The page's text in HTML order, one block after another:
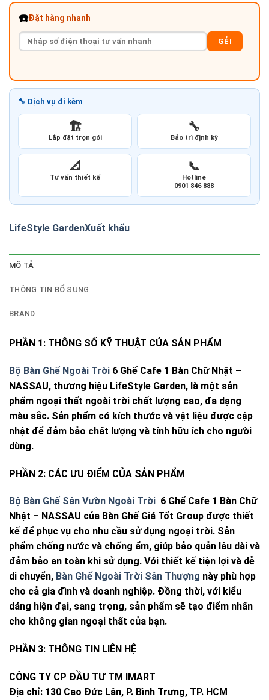
☎️Đặt hàng nhanh
GẺI
🔧 Dịch vụ đi kèm
🏗️
Lắp đặt trọn gói
🔧
Bảo trì định kỳ
📐
Tư vấn thiết kế
📞
Hotline
0901 846 888
LifeStyle GardenXuất khẩu
MÔ TẢ
THÔNG TIN BỔ SUNG
BRAND
PHẦN 1: THÔNG SỐ KỸ THUẬT CỦA SẢN PHẨM
Bộ Bàn Ghế Ngoài Trời 6 Ghế Cafe 1 Bàn Chữ Nhật –
NASSAU, thương hiệu LifeStyle Garden, là một sản
phẩm ngoại thất ngoài trời chất lượng cao, đa dạng
màu sắc. Sản phẩm có kích thước và vật liệu được cập
nhật để đảm bảo chất lượng và tính hữu ích cho người
dùng.
PHẦN 2: CÁC ƯU ĐIỂM CỦA SẢN PHẨM
Bộ Bàn Ghế Sân Vườn Ngoài Trời 6 Ghế Cafe 1 Bàn Chữ
Nhật – NASSAU của Bàn Ghế Giá Tốt Group được thiết
kế để phục vụ cho nhu cầu sử dụng ngoại trời. Sản
phẩm chống nước và chống ẩm, giúp bảo quản lâu dài và
đảm bảo an toàn khi sử dụng. Với thiết kế tiện lợi và dễ
di chuyển, Bàn Ghế Ngoài Trời Sân Thượng này phù hợp
cho cả gia đình và doanh nghiệp. Đồng thời, với kiểu
dáng hiện đại, sang trọng, sản phẩm sẽ tạo điểm nhấn
cho không gian ngoại thất của bạn.
PHẦN 3: THÔNG TIN LIÊN HỆ
CÔNG TY CP ĐẦU TƯ TM IMART
Địa chỉ: 130 Cao Đức Lân, P. Bình Trưng, TP. HCM